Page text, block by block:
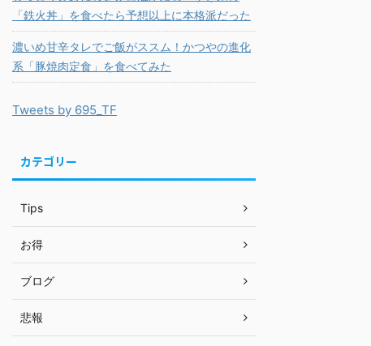
「鉄火丼」を食べたら予想以上に本格派だった
濃いめ甘辛タレでご飯がススム！かつやの進化
系「豚焼肉定食」を食べてみた
Tweets by 695_TF
カテゴリー
Tips
お得
ブログ
悲報